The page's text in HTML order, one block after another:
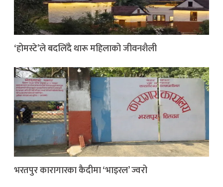
‘होमस्टे’ले बदलिँदै थारू महिलाको जीवनशैली
भरतपुर कारागारका कैदीमा ‘भाइरल’ ज्वरो